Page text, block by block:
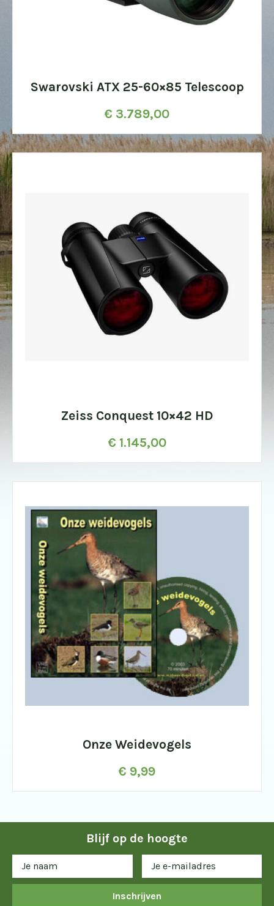
Swarovski ATX 25-60×85 Telescoop
€ 3.789,00
Zeiss Conquest 10×42 HD
€ 1.145,00
Onze Weidevogels
€ 9,99
Blijf op de hoogte
Inschrijven